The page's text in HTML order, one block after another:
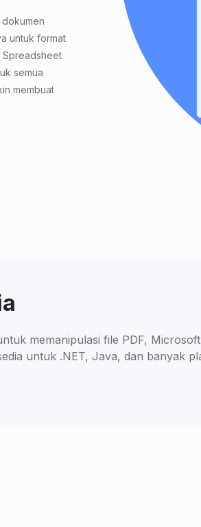
untuk format
Spreadsheet
semua
membuat
memanipulasi file PDF,
untuk .NET, Java, dan banyak